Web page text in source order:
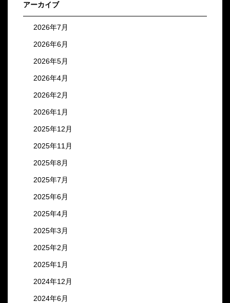
アーカイブ
2026年7月
2026年6月
2026年5月
2026年4月
2026年2月
2026年1月
2025年12月
2025年11月
2025年8月
2025年7月
2025年6月
2025年4月
2025年3月
2025年2月
2025年1月
2024年12月
2024年6月